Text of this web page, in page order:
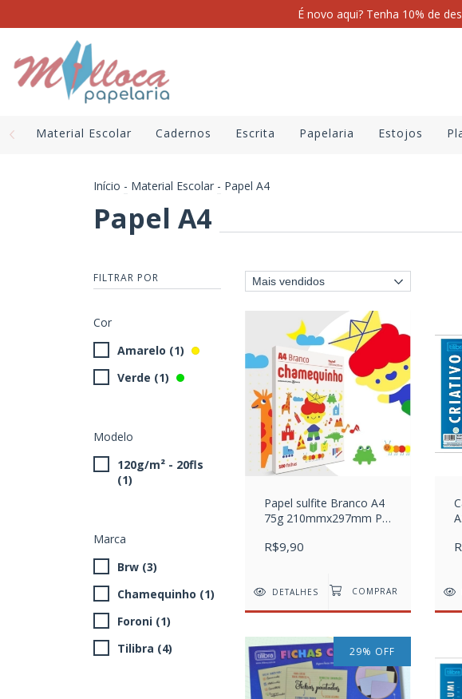
É novo aqui? Tenha 10% de
Material Escolar Cadernos Escrita Papelaria Estojos
Início - Material Escolar - Papel A4
Papel A4
FILTRAR POR
Cor
Amarelo (1)
Verde (1)
Modelo
120g/m² - 20fls
(1)
Marca
Brw (3)
Chamequinho (1)
Foroni (1)
Tilibra (4)
Papel sulfite Branco A4
75g 210mmx297mm PT
R$9,90
DETALHES
29% OFF